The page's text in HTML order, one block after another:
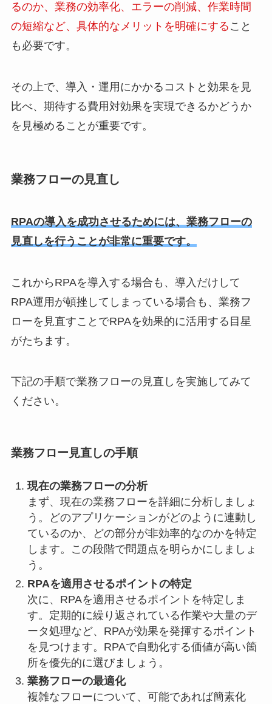
るのか、業務の効率化、エラーの削減、作業時間
の短縮など、具体的なメリットを明確にする こと
も必要です。
その上で、導入・運用にかかるコストと効果を見
比べ、期待する費用対効果を実現できるかどうか
を見極めることが重要です。
業務フローの見直し
RPAの導入を成功させるためには、業務フローの
見直しを行うことが非常に重要です。
これからRPAを導入する場合も、導入だけして
RPA運用が頓挫してしまっている場合も、業務フ
ローを見直すことでRPAを効果的に活用する目星
がたちます。
下記の手順で業務フローの見直しを実施してみて
ください。
業務フロー見直しの手順
現在の業務フローの分析
まず、現在の業務フローを詳細に分析しましょ
う。どのアプリケーションがどのように連動し
ているのか、どの部分が非効率的なのかを特定
します。この段階で問題点を明らかにしましょ
う。
RPAを適用させるポイントの特定
次に、RPAを適用させるポイントを特定しま
す。定期的に繰り返されている作業や大量のデ
ータ処理など、RPAが効果を発揮するポイント
を見つけます。RPAで自動化する価値が高い箇
所を優先的に選びましょう。
業務フローの最適化
複雑なフローについて、可能であれば簡素化